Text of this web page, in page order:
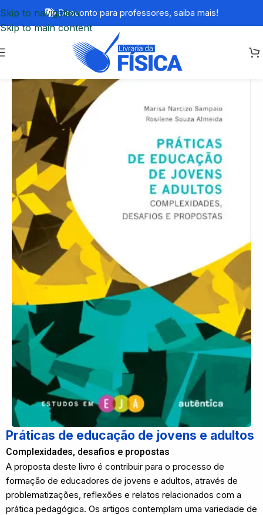
Skip to navigation
Skip to main content
Desconto para professores, saiba mais!
Práticas de educação de jovens e adultos
Complexidades, desafios e propostas
A proposta deste livro é contribuir para o processo de
formação de educadores de jovens e adultos, através de
problematizações, reflexões e relatos relacionados com a
prática pedagógica. Os artigos contemplam uma variedade de